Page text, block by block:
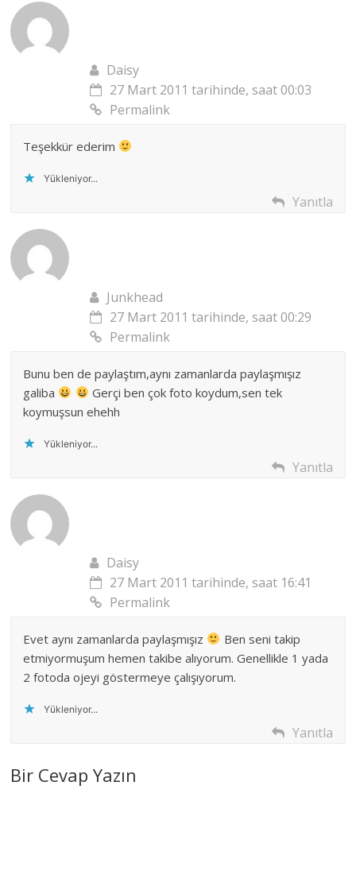
Daisy
27 Mart 2011 tarihinde, saat 00:03
Permalink
Teşekkür ederim
Yükleniyor...
Yanıtla
Junkhead
27 Mart 2011 tarihinde, saat 00:29
Permalink
Bunu ben de paylaştım,aynı zamanlarda paylaşmışız
galiba
Gerçi ben çok foto koydum,sen tek
koymuşsun ehehh
Yükleniyor...
Yanıtla
Daisy
27 Mart 2011 tarihinde, saat 16:41
Permalink
Evet aynı zamanlarda paylaşmışız
Ben seni takip
etmiyormuşum hemen takibe alıyorum. Genellikle 1 yada
2 fotoda ojeyi göstermeye çalışıyorum.
Yükleniyor...
Yanıtla
Bir Cevap Yazın